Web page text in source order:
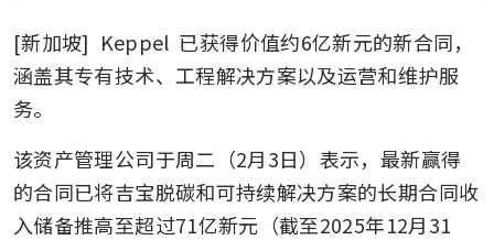
[新加坡] Keppel 已获得价值约6亿新元的新合同，
涵盖其专有技术、工程解决方案以及运营和维护服
务。
该资产管理公司于周二（2月3日）表示，最新赢得
的合同已将吉宝脱碳和可持续解决方案的长期合同收
入储备推高至超过71亿新元（截至2025年12月31